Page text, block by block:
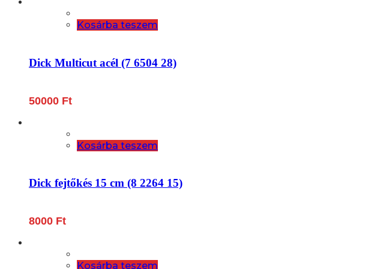
Kosárba teszem
Dick Multicut acél (7 6504 28)
50000 Ft
Kosárba teszem
Dick fejtőkés 15 cm (8 2264 15)
8000 Ft
Kosárba teszem